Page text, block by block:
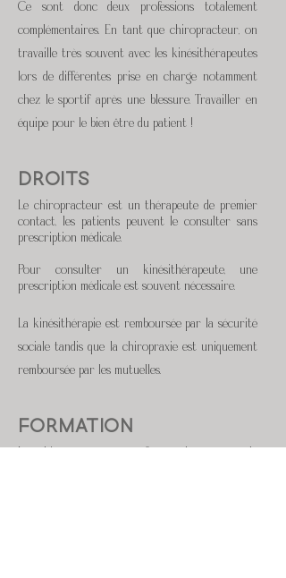
Ce sont donc deux professions totalement
complémentaires. En tant que chiropracteur, on
travaille très souvent avec les kinésithérapeutes
lors de différentes prise en charge notamment
chez le sportif après une blessure. Travailler en
équipe pour le bien être du patient !
Droits
Le chiropracteur est un thérapeute de premier
contact, les patients peuvent le consulter sans
prescription médicale.
Pour consulter un kinésithérapeute, une
prescription médicale est souvent nécessaire.
La kinésithérapie est remboursée par la sécurité
sociale tandis que la chiropraxie est uniquement
remboursée par les mutuelles.
Formation